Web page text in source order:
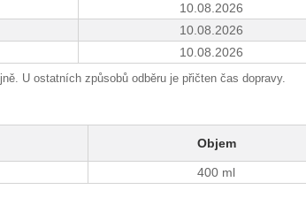
10.08.2026
10.08.2026
10.08.2026
U ostatních způsobů odběru je přičten čas dopravy.
Objem
400 ml